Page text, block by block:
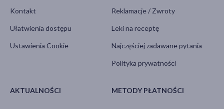
Kontakt
Ułatwienia dostępu
Ustawienia Cookie
Reklamacje / Zwroty
Leki na receptę
Najczęściej zadawane pytania
Polityka prywatności
AKTUALNOŚCI METODY PŁATNOŚCI